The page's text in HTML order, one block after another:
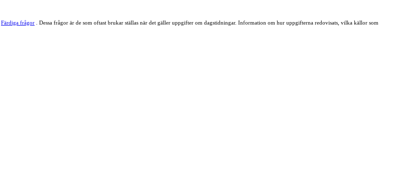
Färdiga frågor . Dessa frågor är de som oftast brukar ställas när det gäller uppgifter om dagstidningar. Information om hur uppgifterna redovisats, vilka källor som